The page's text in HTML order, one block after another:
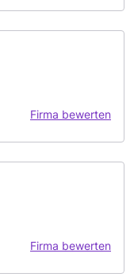
Firma bewerten
Firma bewerten